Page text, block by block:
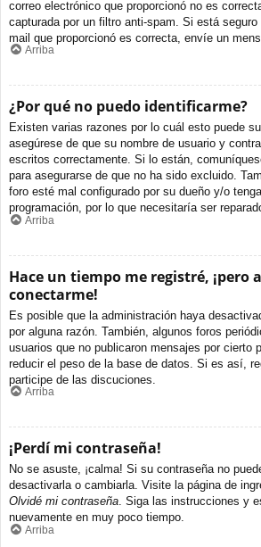
correo electrónico que proporcionó no es
capturada por un filtro anti-spam. Si está
mail que proporcionó es correcta, envíe un
Arriba
¿Por qué no puedo identificarme?
Existen varias razones por lo cuál esto puede
asegúrese de que su nombre de usuario y
escritos correctamente. Si lo están,
para asegurarse de que no ha sido excluido.
foro esté mal configurado por su dueño y/o
programación, por lo que necesitaría ser
Arriba
Hace un tiempo me registré, ¡pero
conectarme!
Es posible que la administración haya
por alguna razón. También, algunos foros
usuarios que no publicaron mensajes por cierto
reducir el peso de la base de datos. Si es así,
participe de las discuciones.
Arriba
¡Perdí mi contraseña!
No se asuste, ¡calma! Si su contraseña no
desactivarla o cambiarla. Visite la página de
Olvidé mi contraseña. Siga las instrucciones y
nuevamente en muy poco tiempo.
Arriba